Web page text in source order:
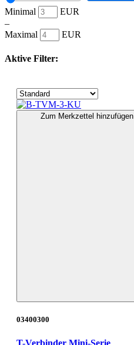
Minimal
EUR
–
Maximal
EUR
Aktive Filter:
Zum Merkzettel hinzufügen
03400300
T-Verbinder Mini-Serie